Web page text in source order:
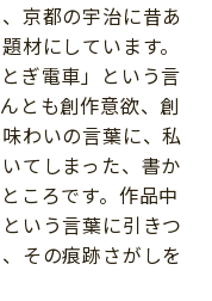
京都の宇治に昔あ
材にしています。
ぎ電車」という言
とも創作意欲、創
わいの言葉に、私
てしまった、書か
ころです。作品中
いう言葉に引きつ
その痕跡さがしを